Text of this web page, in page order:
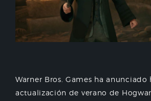
Warner Bros. Games ha anunciado
actualización de verano de